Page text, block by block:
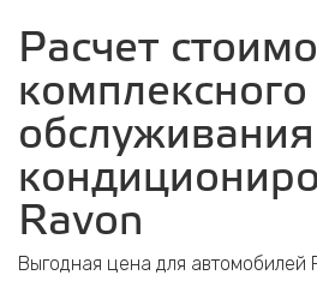
Расчет
комплексного
Ravon
Выгодная цена для автомобилей